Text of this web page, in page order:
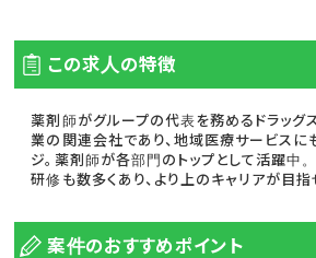
この求人の特徴
薬剤師がグループの代表を務めるドラッグ
業の関連会社であり、地域医療サービスに
ジ。薬剤師が各部門のトップとして活躍中
研修も数多くあり、より上のキャリアが目指
案件のおすすめポイント